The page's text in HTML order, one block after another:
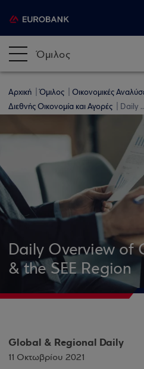
Όμιλος
Αρχική Όμιλος
Οικονομικές
Διεθνής Οικονομία και Αγορές
Daily
Daily Overview of
& the SEE Region
Global & Regional Daily
11 Οκτωβρίου 2021